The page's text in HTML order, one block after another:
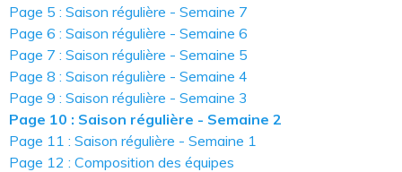
Page 5 : Saison régulière - Semaine 7
Page 6 : Saison régulière - Semaine 6
Page 7 : Saison régulière - Semaine 5
Page 8 : Saison régulière - Semaine 4
Page 9 : Saison régulière - Semaine 3
Page 10 : Saison régulière - Semaine 2
Page 11 : Saison régulière - Semaine 1
Page 12 : Composition des équipes